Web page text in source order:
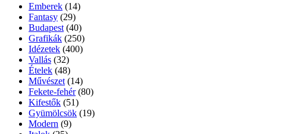
Emberek (14)
Fantasy (29)
Budapest (40)
Grafikák (250)
Idézetek (400)
Vallás (32)
Ételek (48)
Művészet (14)
Fekete-fehér (80)
Kifestők (51)
Gyümölcsök (19)
Modern (9)